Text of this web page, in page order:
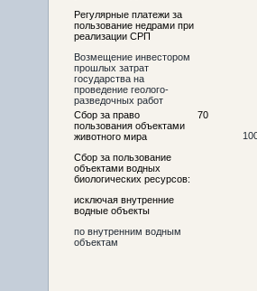
Регулярные платежи за
пользование недрами при
реализации СРП
Возмещение инвестором
прошлых затрат
государства на
проведение геолого-
разведочных работ
Сбор за право
пользования объектами
животного мира
Сбор за пользование
объектами водных
биологических ресурсов:
исключая внутренние
водные объекты
по внутренним водным
объектам
70